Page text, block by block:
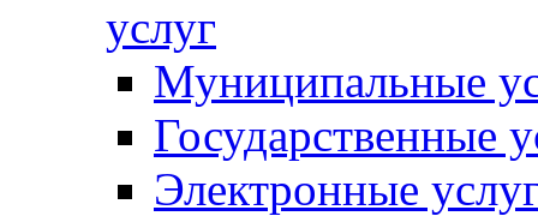
услуг
Муниципальные
Государственные
Электронные